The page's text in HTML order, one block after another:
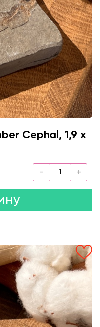
Cephal, 1,9 х